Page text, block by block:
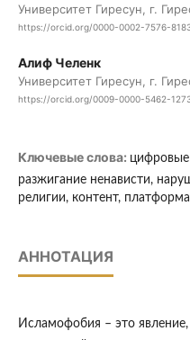
Университет Гиресун, г.
https://orcid.org/0000-0002-7576-
Алиф Челeнк
Университет Гиресун, г.
https://orcid.org/0009-0000-5462-
Ключевые слова:
разжигание ненависти,
религии, контент, платформа
АННОТАЦИЯ
Исламофобия – это